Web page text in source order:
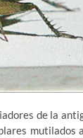
de la
mutilados